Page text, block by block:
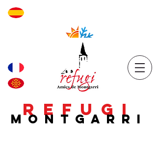
REFUGI
MONTGARRI